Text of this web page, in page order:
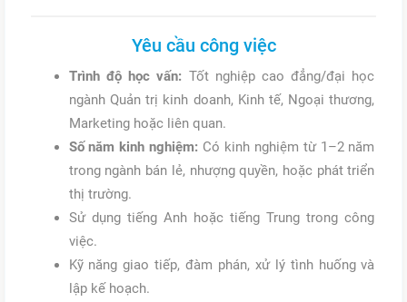
Yêu cầu công việc
Trình độ học vấn: Tốt nghiệp cao đẳng/đại học
ngành Quản trị kinh doanh, Kinh tế, Ngoại thương,
Marketing hoặc liên quan.
Số năm kinh nghiệm: Có kinh nghiệm từ 1–2 năm
trong ngành bán lẻ, nhượng quyền, hoặc phát triển
thị trường.
Sử dụng tiếng Anh hoặc tiếng Trung trong công
việc.
Kỹ năng giao tiếp, đàm phán, xử lý tình huống và
lập kế hoạch.